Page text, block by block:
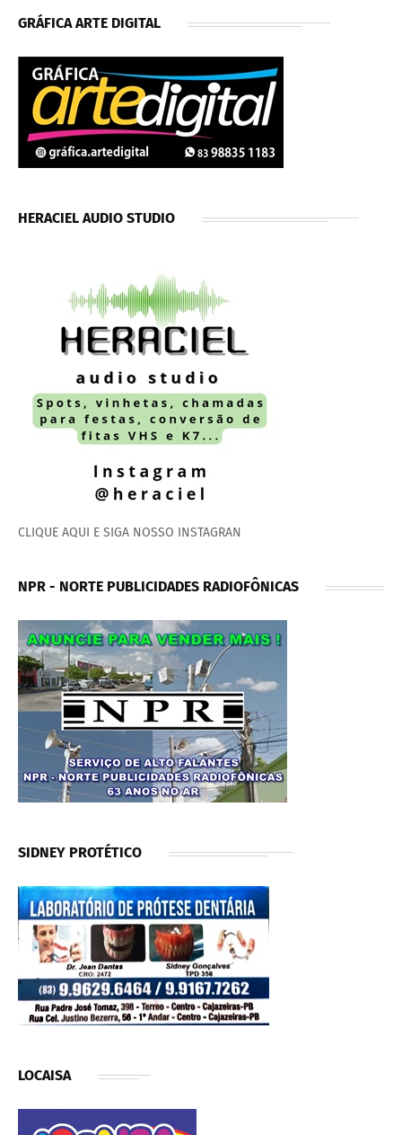
GRÁFICA ARTE DIGITAL
HERACIEL AUDIO STUDIO
CLIQUE AQUI E SIGA NOSSO INSTAGRAN
NPR - NORTE PUBLICIDADES RADIOFÔNICAS
SIDNEY PROTÉTICO
LOCAISA